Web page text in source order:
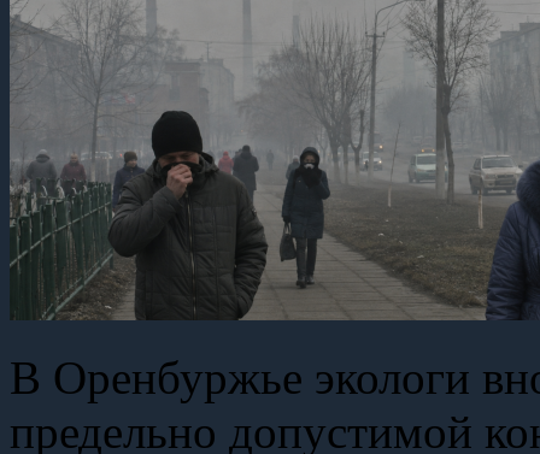
В Оренбуржье экологи
предельно допустимой